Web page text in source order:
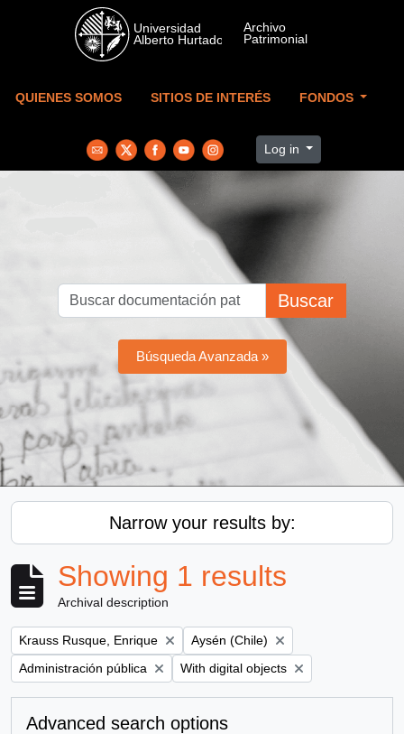
Skip to main content
QUIENES SOMOS SITIOS DE INTERÉS FONDOS
Log in
Buscar
Búsqueda Avanzada »
Narrow your results by:
Showing 1 results
Archival description
Remove filter:
Krauss Rusque, Enrique Remove filter:
Aysén (Chile)
Remove filter:
Administración pública Remove filter:
With digital objects
Advanced search options